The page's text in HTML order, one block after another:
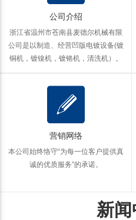
公司介绍
浙江省温州市苍南县麦德尔机械有限
公司是以制造、经营凹版电镀设备(镀
铜机，镀镍机，镀铬机，清洗机）。
营销网络
本公司始终恪守“为每一位客户提供真
诚的优质服务”的承诺。
新